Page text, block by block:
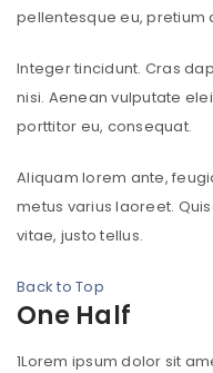
pellentesque eu, pretium
Integer tincidunt. Cras
nisi. Aenean vulputate
porttitor eu, consequat.
Aliquam lorem ante,
metus varius laoreet.
vitae, justo tellus.
Back to Top
One Half
1Lorem ipsum dolor sit